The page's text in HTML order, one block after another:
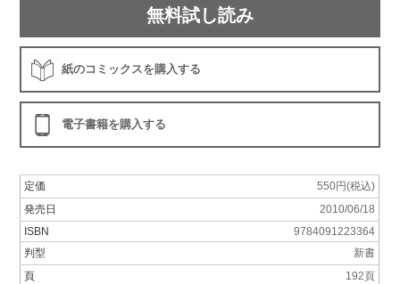
無料試し読み
紙のコミックスを購入する
電子書籍を購入する
定価
550円(税込)
発売日
2010/06/18
ISBN
9784091223364
判型
新書
頁
192頁